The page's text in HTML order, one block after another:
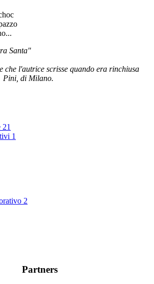
Santa"
che l'autrice scrisse quando era rinchiusa
Pini, di Milano.
21
1
2
Partners